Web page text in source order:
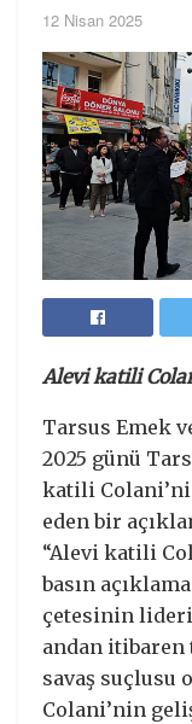
12 Nisan 2025
Alevi katili
Tarsus Emek
2025 günü
katili
eden bir
“Alevi katili
basın
çetesinin lideri
andan
savaş suçlusu
Colani’nin